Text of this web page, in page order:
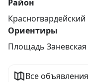
Район
Красногвардейский
Ориентиры
Площадь Заневская
Все